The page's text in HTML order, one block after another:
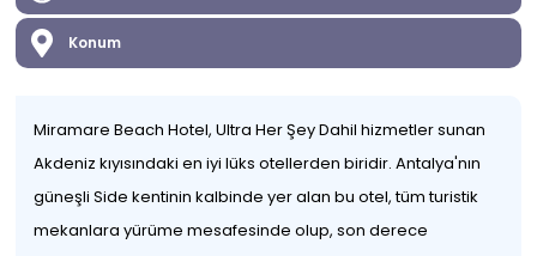
Konum
Miramare Beach Hotel, Ultra Her Şey Dahil hizmetler sunan
Akdeniz kıyısındaki en iyi lüks otellerden biridir. Antalya'nın
güneşli Side kentinin kalbinde yer alan bu otel, tüm turistik
mekanlara yürüme mesafesinde olup, son derece